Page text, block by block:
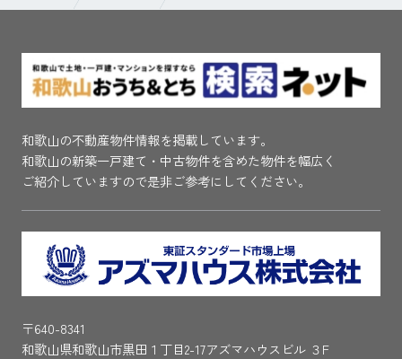
和歌山の不動産物件情報を掲載しています。
和歌山の新築一戸建て・中古物件を含めた物件を幅広く
ご紹介していますので是非ご参考にしてください。
〒640-8341
和歌山県和歌山市黒田１丁目2-17アズマハウスビル ３F